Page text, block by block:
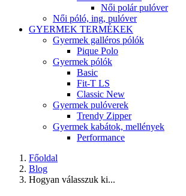
Női polár pulóver
Női póló, ing, pulóver
GYERMEK TERMÉKEK
Gyermek galléros pólók
Pique Polo
Gyermek pólók
Basic
Fit-T LS
Classic New
Gyermek pulóverek
Trendy Zipper
Gyermek kabátok, mellények
Performance
Főoldal
Blog
Hogyan válasszuk ki...